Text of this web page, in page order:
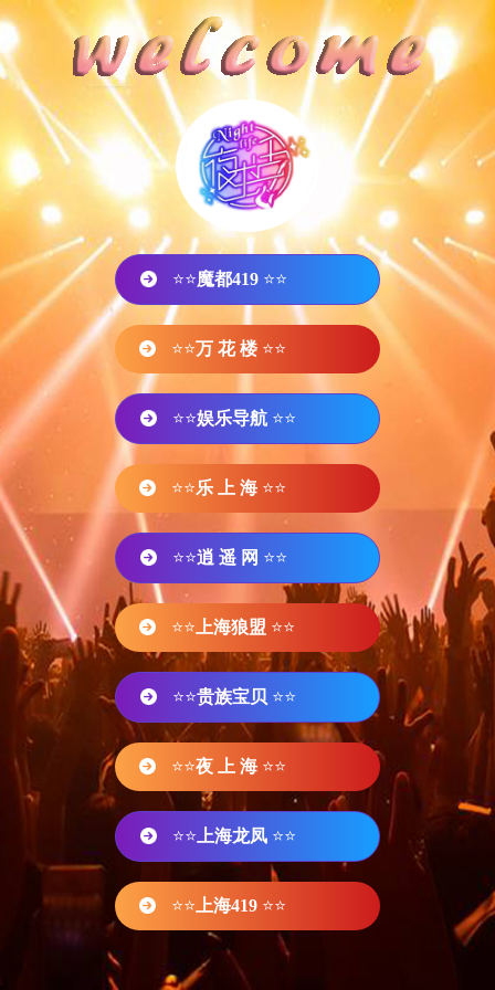
⭐⭐魔都419 ⭐⭐
⭐⭐万 花 楼 ⭐⭐
⭐⭐娱乐导航 ⭐⭐
⭐⭐乐 上 海 ⭐⭐
⭐⭐逍 遥 网 ⭐⭐
⭐⭐ 上海狼盟 ⭐⭐
⭐⭐贵族宝贝 ⭐⭐
⭐⭐夜 上 海 ⭐⭐
⭐⭐ 上海龙凤 ⭐⭐
⭐⭐ 上海419 ⭐⭐